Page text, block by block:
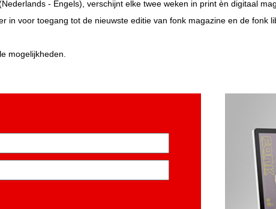
- Engels), verschijnt elke twee weken in print èn digitaal
in voor toegang tot de nieuwste editie van fonk magazine en de fonk
mogelijkheden.